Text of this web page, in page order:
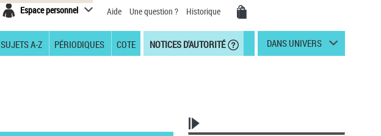
Espace personnel Aide Une question ? Historique
SUJETS A-Z PÉRIODIQUES COTE NOTICES D'AUTORITÉ DANS UNIVERS